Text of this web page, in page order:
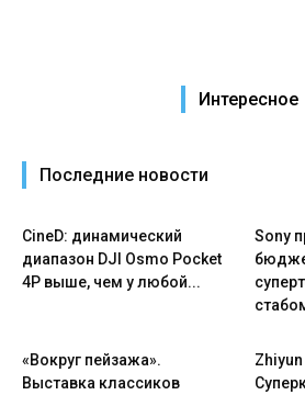
Интересное
Последние новости
CineD: динамический
диапазон DJI Osmo Pocket
4P выше, чем у любой...
Sony
«Вокруг пейзажа».
Выставка классиков